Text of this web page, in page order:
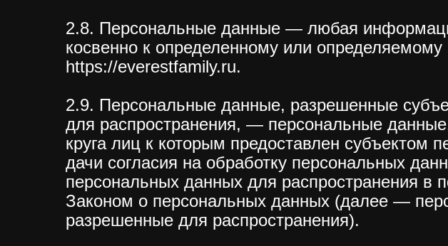
2.8. Персональные данные — любая
косвенно к определенному или
https://everestfamily.ru.
2.9. Персональные данные, разрешенные
для распространения, — персональные
круга лиц к которым предоставлен субъектом
дачи согласия на обработку персональных
персональных данных для распространения в
Законом о персональных данных (далее —
разрешенные для распространения).